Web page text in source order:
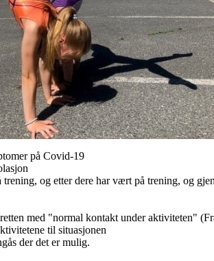
på Covid-19
og etter dere har vært på trening, og
med "normal kontakt under aktiviteten"
til situasjonen
der det er mulig.